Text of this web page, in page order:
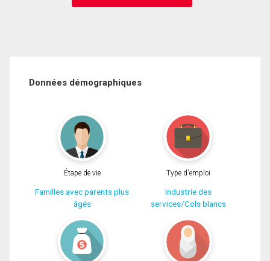
Données démographiques
Étape de vie
Familles avec parents plus
âgés
Type d'emploi
Industrie des
services/Cols blancs